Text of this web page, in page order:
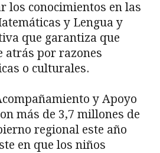
los conocimientos en las
y Lengua y
que garantiza que
atrás por razones
o culturales.
y Apoyo
más de 3,7 millones de
regional este año
en que los niños